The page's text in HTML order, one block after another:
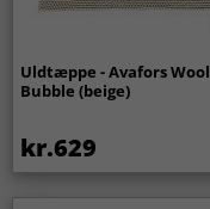
Uldtæppe - Avafors Wool
Bubble (beige)
kr.629